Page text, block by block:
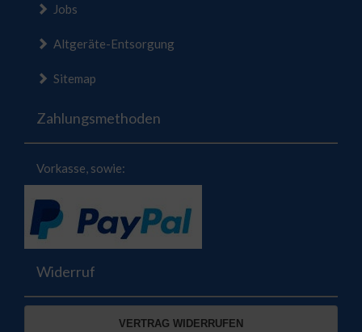
Jobs
Altgeräte-Entsorgung
Sitemap
Zahlungsmethoden
Vorkasse, sowie:
Widerruf
VERTRAG WIDERRUFEN